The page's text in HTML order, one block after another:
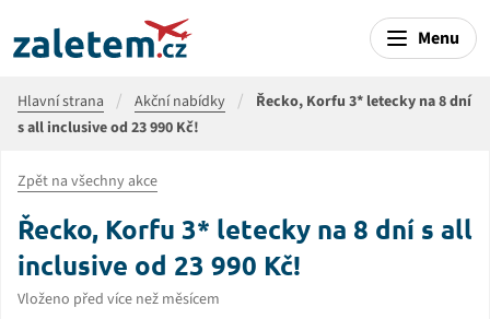
Menu
Hlavní strana Akční nabídky
Řecko, Korfu 3* letecky na 8 dní
s all inclusive od 23 990 Kč!
Zpět na všechny akce
Řecko, Korfu 3* letecky na 8 dní s all
inclusive od 23 990 Kč!
Vloženo před více než měsícem